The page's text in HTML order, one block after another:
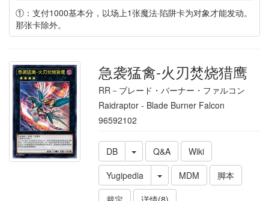
①：支付1000基本分，以场上1张魔法·陷阱卡为对象才能发动。
那张卡除外。
急袭猛禽-火刃焚烧猎鹰
RR－ブレード・バーナー・ファルコン
Raidraptor - Blade Burner Falcon
96592102
DB Q&A
Wiki
Yugipedia
MDM
脚本